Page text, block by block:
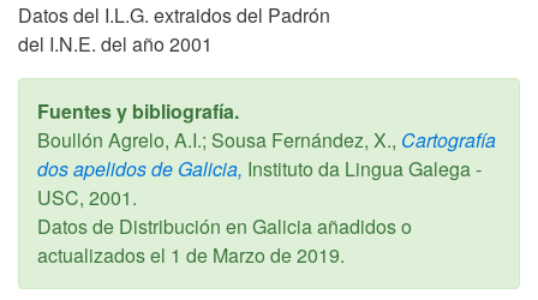
Datos del I.L.G. extraidos del Padrón
del I.N.E. del año 2001
Fuentes y bibliografía.
Boullón Agrelo, A.I.; Sousa Fernández, X., Cartografía
dos apelidos de Galicia, Instituto da Lingua Galega -
USC, 2001.
Datos de Distribución en Galicia añadidos o
actualizados el 1 de Marzo de 2019.